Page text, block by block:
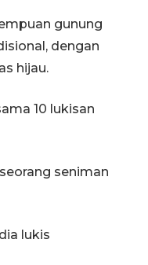
gunung
dengan
hijau.
10 lukisan
seniman
lukis